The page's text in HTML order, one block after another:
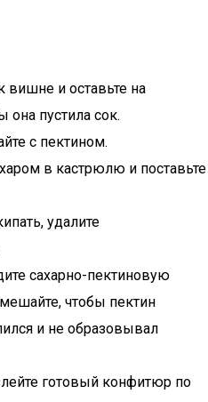
вишне и оставьте на
она пустила сок.
с пектином.
в кастрюлю и поставьте
удалите
сахарно-пектиновую
чтобы пектин
и не образовывал
готовый конфитюр по